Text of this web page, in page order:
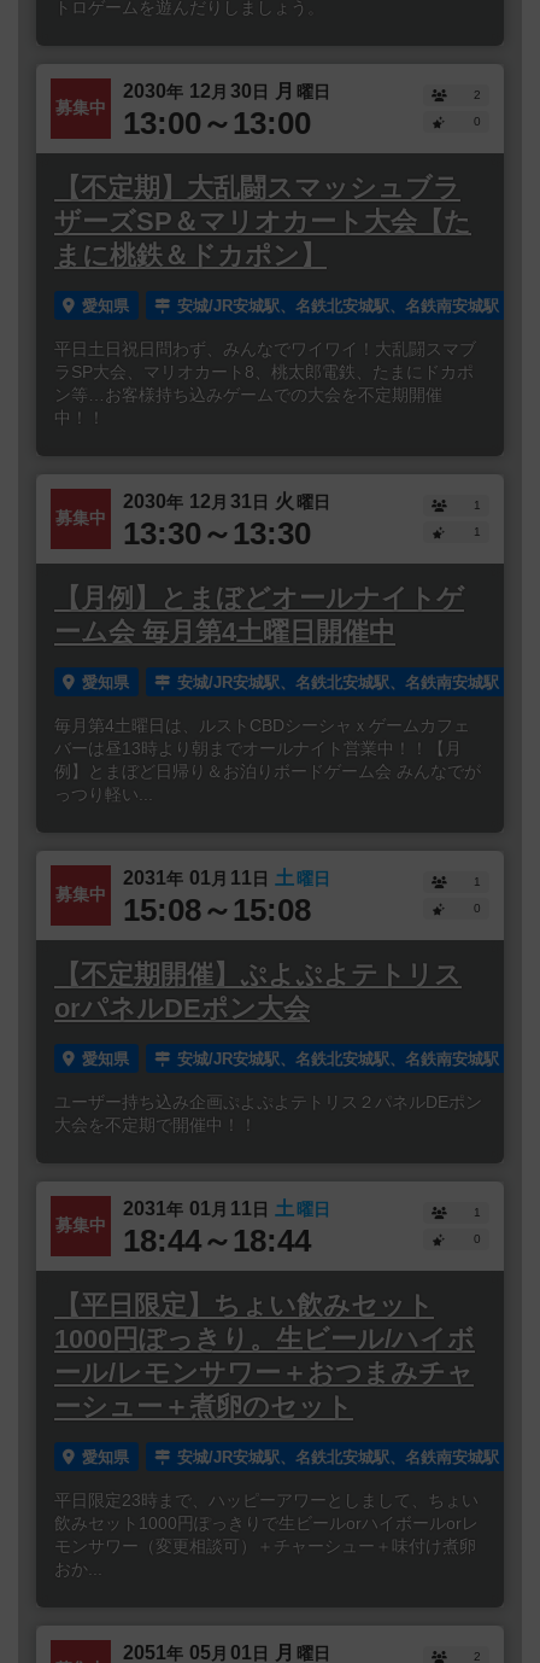
トロゲームを遊んだりしましょう。
募集中
2030年 12 月 30日 月 曜日
13:00～13:00
2
0
【不定期】大乱闘スマッシュブラ
ザーズSP＆マリオカート大会【た
まに桃鉄＆ドカポン】
愛知県 安城/JR安城駅、名鉄北安城駅、名鉄南安城駅
平日土日祝日問わず、みんなでワイワイ！大乱闘スマブ
ラSP大会、マリオカート8、桃太郎電鉄、たまにドカポ
ン等…お客様持ち込みゲームでの大会を不定期開催
中！！
募集中
2030年 12 月 31日 火 曜日
13:30～13:30
1
1
【月例】とまぼどオールナイトゲ
ーム会 毎月第4土曜日開催中
愛知県 安城/JR安城駅、名鉄北安城駅、名鉄南安城駅
毎月第4土曜日は、ルストCBDシーシャｘゲームカフェ
バーは昼13時より朝までオールナイト営業中！！【月
例】とまぼど日帰り＆お泊りボードゲーム会 みんなでが
っつり軽い...
募集中
2031年 01 月 11日 土曜日
15:08～15:08
1
0
【不定期開催】ぷよぷよテトリス
orパネルDEポン大会
愛知県 安城/JR安城駅、名鉄北安城駅、名鉄南安城駅
ユーザー持ち込み企画ぷよぷよテトリス２パネルDEポン
大会を不定期で開催中！！
募集中
2031年 01 月 11日 土曜日
18:44～18:44
1
0
【平日限定】ちょい飲みセット
1000円ぽっきり。生ビール/ハイボ
ール/レモンサワー＋おつまみチャ
ーシュー＋煮卵のセット
愛知県 安城/JR安城駅、名鉄北安城駅、名鉄南安城駅
平日限定23時まで、ハッピーアワーとしまして、ちょい
飲みセット1000円ぽっきりで生ビールorハイボールorレ
モンサワー（変更相談可）＋チャーシュー＋味付け煮卵
おか...
2051年 05月 01日 月 曜日 2